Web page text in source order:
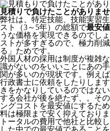
見積りで負けたことがありま
弊社は、特定技能、技能実習
スト（3～5年）の総額で最安値
うな価格を実現できるのでし
ストが多すぎるので、極力削
る」 ためです。
外国人材の採用は制度が複雑
識がないのをいいことにあの
関が多いのが現状です。例え
行政書士に依頼をしたりしま
きをかなりしているのではな
する会社が後を絶たず、。そ
ングコストを最安値にするた
料は極限まで安く抑えておりま
トータルの費用で他社と比較